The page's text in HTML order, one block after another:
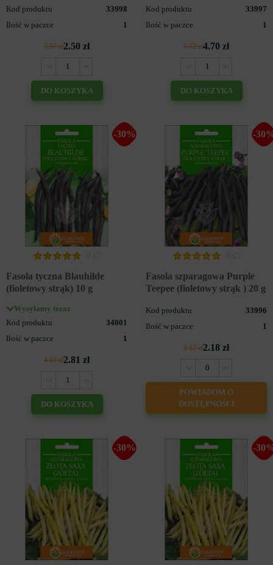
Kod produktu
33998
Ilość w paczce
1
3.57 zł2.50 zł
DO KOSZYKA
Kod produktu
33997
Ilość w paczce
1
6.72 zł4.70 zł
DO KOSZYKA
-30%
Fasola tyczna Blauhilde
(fioletowy strąk) 10 g
Wysyłamy teraz
Kod produktu
34001
Ilość w paczce
1
4.02 zł2.81 zł
DO KOSZYKA
-
Fasola szparagowa Purple
Teepee (fioletowy strąk ) 20 g
Kod produktu
33996
Ilość w paczce
1
3.12 zł2.18 zł
POWIADOM O
DOSTĘPNOŚCI
-30% -